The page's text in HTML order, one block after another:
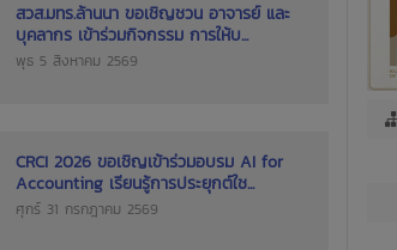
สวส.มทร.ล้านนา ขอเชิญชวน อาจารย์ และ
บุคลากร เข้าร่วมกิจกรรม การให้บ...
พุธ 5 สิงหาคม 2569
CRCI 2026 ขอเชิญเข้าร่วมอบรม AI for
Accounting เรียนรู้การประยุกต์ใช...
ศุกร์ 31 กรกฎาคม 2569